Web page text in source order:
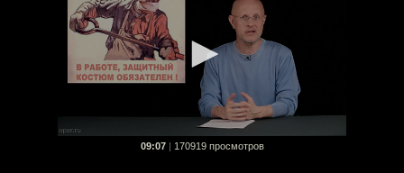
09:07 170919 просмотров